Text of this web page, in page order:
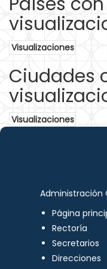
Visualizaciones
Ciudades
Visualizaciones
Administración
Página
Rectoría
Secretarios
Direcciones